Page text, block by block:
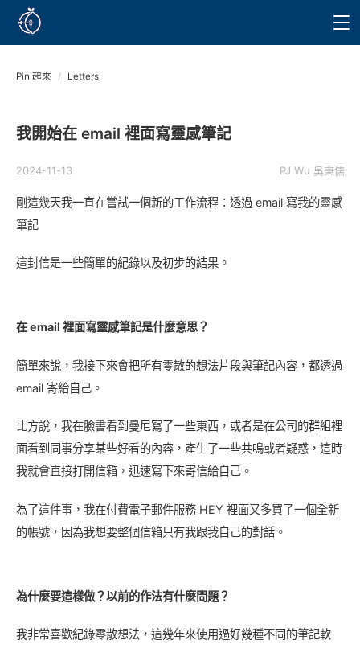
Pin 起來 / Letters
我開始在 email 裡面寫靈感筆記
2024-11-13 PJ Wu 吳秉儒
剛這幾天我一直在嘗試一個新的工作流程：透過 email 寫我的靈感
筆記
這封信是一些簡單的紀錄以及初步的結果。
在 email 裡面寫靈感筆記是什麼意思？
簡單來說，我接下來會把所有零散的想法片段與筆記內容，都透過
email 寄給自己。
比方說，我在臉書看到曼尼寫了一些東西，或者是在公司的群組裡
面看到同事分享某些好看的內容，產生了一些共鳴或者疑惑，這時
我就會直接打開信箱，迅速寫下來寄信給自己。
為了這件事，我在付費電子郵件服務 HEY 裡面又多買了一個全新
的帳號，因為我想要整個信箱只有我跟我自己的對話。
為什麼要這樣做？以前的作法有什麼問題？
我非常喜歡紀錄零散想法，這幾年來使用過好幾種不同的筆記軟